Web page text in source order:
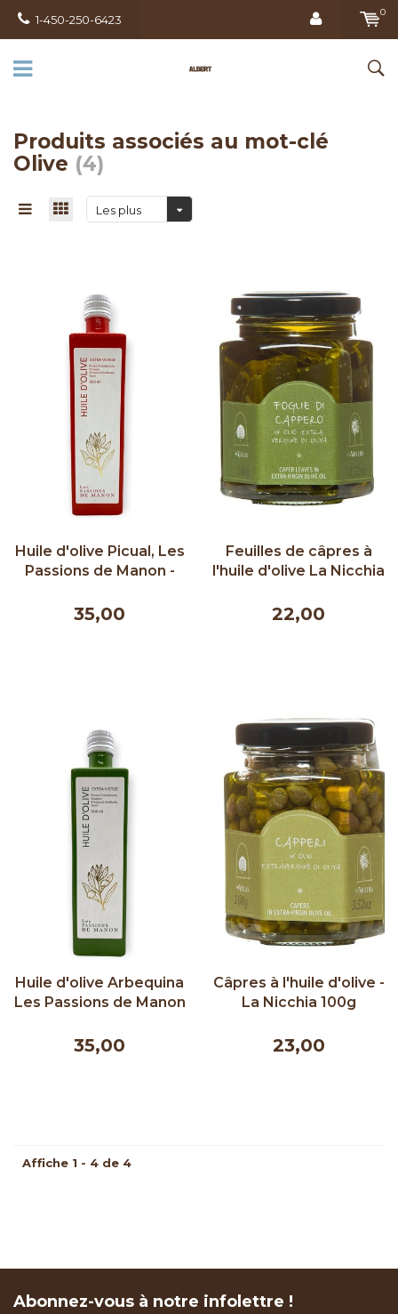
1-450-250-6423
0
Produits associés au mot-clé
Olive (4)
Les plus
Huile d'olive Picual, Les
Passions de Manon -
35,00
Feuilles de câpres à
l'huile d'olive La Nicchia
22,00
Huile d'olive Arbequina
Les Passions de Manon
35,00
Câpres à l'huile d'olive -
La Nicchia 100g
23,00
Affiche 1 - 4 de 4
Abonnez-vous à notre infolettre !